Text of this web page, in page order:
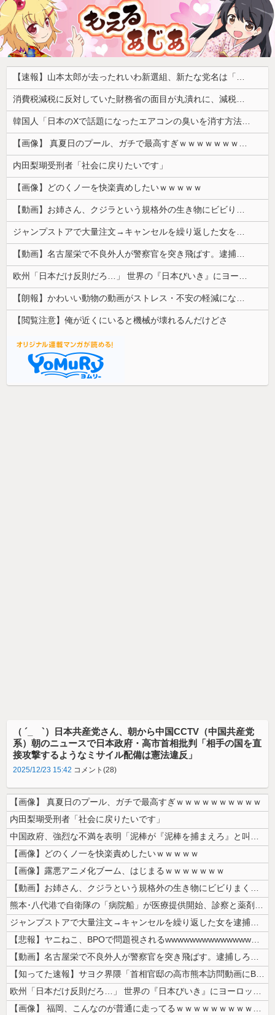
【速報】山本太郎が去ったれいわ新選組、新たな党名は「いのちの党」 略称「いのち」
消費税減税に反対していた財務省の面目が丸潰れに、減税が決まった途端に市場が動き出したが……
韓国人「日本のXで話題になったエアコンの臭いを消す方法をご覧ください」→「これマジ？」
【画像】 真夏日のプール、ガチで最高すぎｗｗｗｗｗｗｗｗｗｗ
内田梨瑚受刑者「社会に戻りたいです」
【画像】どのくノ一を快楽責めしたいｗｗｗｗｗ
【動画】お姉さん、クジラという規格外の生き物にビビりまくる 【Pickup05164712】
ジャンプストアで大量注文→キャンセルを繰り返した女を逮捕 「注文で欲求が満たされた」総額43億円
【動画】名古屋栄で不良外人が警察官を突き飛ばす。逮捕しろやｗｗｗ
欧州「日本だけ反則だろ…」 世界の『日本びいき』にヨーロッパ全土から不満の声
【朗報】かわいい動物の動画がストレス・不安の軽減になる可能性。英大学の研究で実証
【閲覧注意】俺が近くにいると機械が壊れるんだけどさ
（ ´_ゝ`）日本共産党さん、朝から中国CCTV（中国共産党
系）朝のニュースで日本政府・高市首相批判「相手の国を直
接攻撃するようなミサイル配備は憲法違反」
2025/12/23 15:42 コメント(28)
【画像】 真夏日のプール、ガチで最高すぎｗｗｗｗｗｗｗｗｗｗ
内田梨瑚受刑者「社会に戻りたいです」
中国政府、強烈な不満を表明「泥棒が『泥棒を捕まえろ』と叫ぶようなやり口...
【画像】どのくノ一を快楽責めしたいｗｗｗｗｗ
【画像】露悪アニメ化ブーム、はじまるｗｗｗｗｗｗｗ
【動画】お姉さん、クジラという規格外の生き物にビビりまくる 【Pick...
熊本･八代港で自衛隊の「病院船」が医療提供開始、診察と薬剤処方…被災者...
ジャンプストアで大量注文→キャンセルを繰り返した女を逮捕 「注文で欲求...
【悲報】ヤニねこ、BPOで問題視されるwwwwwwwwwwwwwwww...
【動画】名古屋栄で不良外人が警察官を突き飛ばす。逮捕しろやｗｗｗ
【知ってた速報】サヨク界隈「首相官邸の高市熊本訪問動画にBGMが付いて...
欧州「日本だけ反則だろ…」 世界の『日本びいき』にヨーロッパ全土から不...
【画像】 福岡、こんなのが普通に走ってるｗｗｗｗｗｗｗｗｗｗｗｗｗｗｗ...